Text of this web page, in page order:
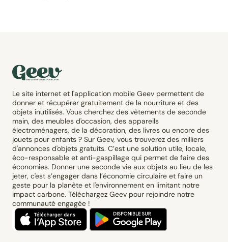
Le site internet et l'application mobile Geev permettent de
donner et récupérer gratuitement de la nourriture et des
objets inutilisés. Vous cherchez des vêtements de seconde
main, des meubles d'occasion, des appareils
électroménagers, de la décoration, des livres ou encore des
jouets pour enfants ? Sur Geev, vous trouverez des milliers
d'annonces d'objets gratuits. C’est une solution utile, locale,
éco-responsable et anti-gaspillage qui permet de faire des
économies. Donner une seconde vie aux objets au lieu de les
jeter, c'est s’engager dans l’économie circulaire et faire un
geste pour la planète et l'environnement en limitant notre
impact carbone. Téléchargez Geev pour rejoindre notre
communauté engagée !